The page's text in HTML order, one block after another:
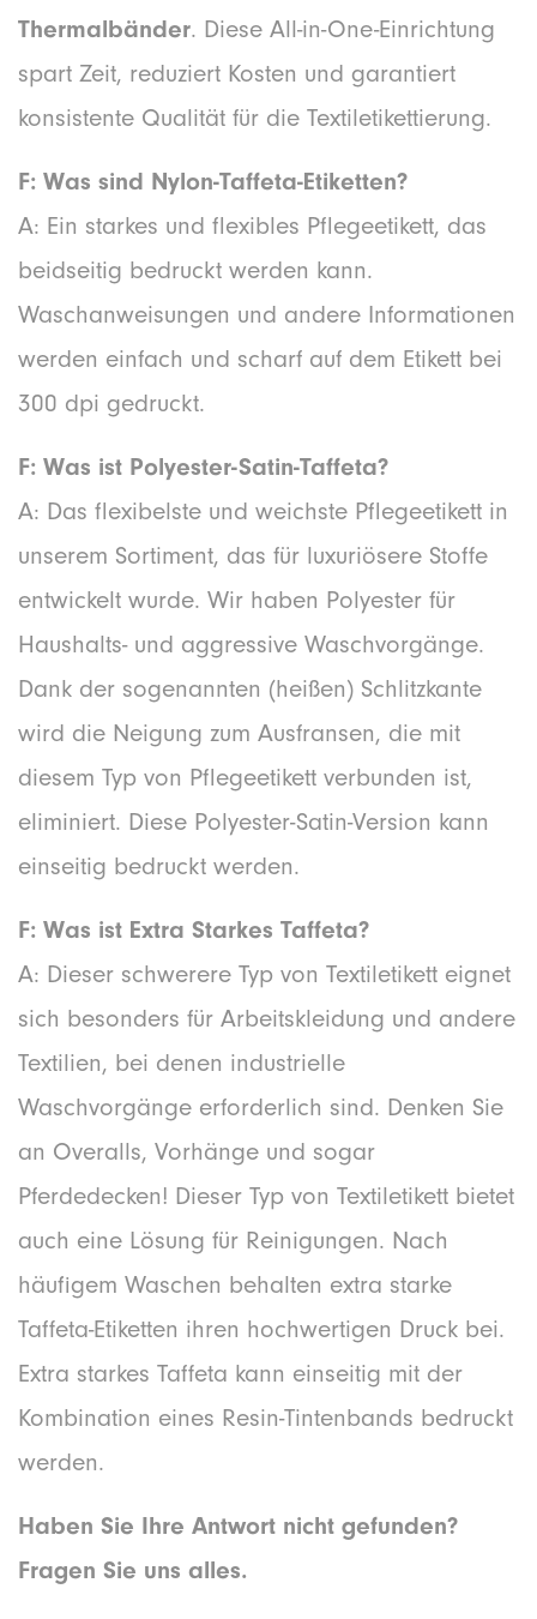
Thermalbänder. Diese All-in-One-Einrichtung
spart Zeit, reduziert Kosten und garantiert
konsistente Qualität für die Textiletikettierung.
F: Was sind Nylon-Taffeta-Etiketten?
A: Ein starkes und flexibles Pflegeetikett, das
beidseitig bedruckt werden kann.
Waschanweisungen und andere Informationen
werden einfach und scharf auf dem Etikett bei
300 dpi gedruckt.
F: Was ist Polyester-Satin-Taffeta?
A: Das flexibelste und weichste Pflegeetikett in
unserem Sortiment, das für luxuriösere Stoffe
entwickelt wurde. Wir haben Polyester für
Haushalts- und aggressive Waschvorgänge.
Dank der sogenannten (heißen) Schlitzkante
wird die Neigung zum Ausfransen, die mit
diesem Typ von Pflegeetikett verbunden ist,
eliminiert. Diese Polyester-Satin-Version kann
einseitig bedruckt werden.
F: Was ist Extra Starkes Taffeta?
A: Dieser schwerere Typ von Textiletikett eignet
sich besonders für Arbeitskleidung und andere
Textilien, bei denen industrielle
Waschvorgänge erforderlich sind. Denken Sie
an Overalls, Vorhänge und sogar
Pferdedecken! Dieser Typ von Textiletikett bietet
auch eine Lösung für Reinigungen. Nach
häufigem Waschen behalten extra starke
Taffeta-Etiketten ihren hochwertigen Druck bei.
Extra starkes Taffeta kann einseitig mit der
Kombination eines Resin-Tintenbands bedruckt
werden.
Haben Sie Ihre Antwort nicht gefunden?
Fragen Sie uns alles.